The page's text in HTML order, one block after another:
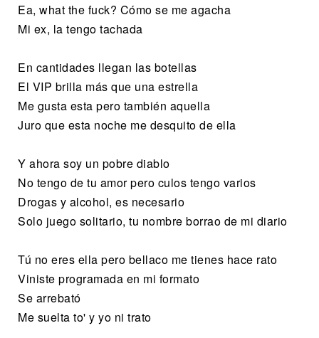
Ea, what the fuck? Cómo se me agacha
Mi ex, la tengo tachada
En cantidades llegan las botellas
El VIP brilla más que una estrella
Me gusta esta pero también aquella
Juro que esta noche me desquito de ella
Y ahora soy un pobre diablo
No tengo de tu amor pero culos tengo varios
Drogas y alcohol, es necesario
Solo juego solitario, tu nombre borrao de mi diario
Tú no eres ella pero bellaco me tienes hace rato
Viniste programada en mi formato
Se arrebató
Me suelta to' y yo ni trato